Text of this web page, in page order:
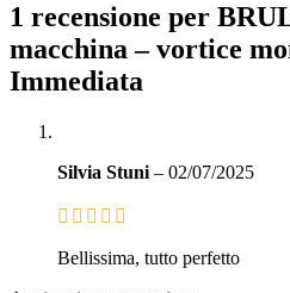
1 recensione per
macchina – vortice
Immediata
Silvia Stuni – 02/07/2025
Bellissima, tutto perfetto